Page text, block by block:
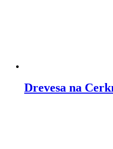
Drevesa na